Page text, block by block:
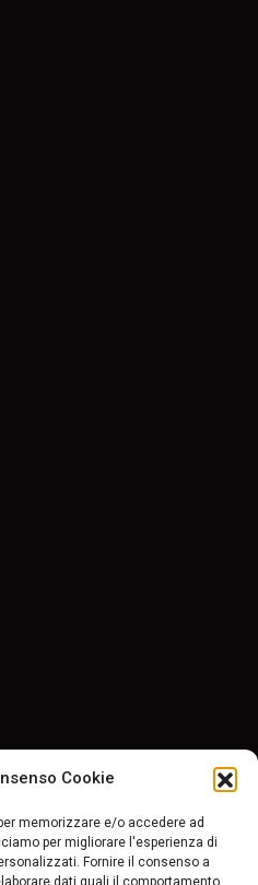
Cookie
memorizzare e/o accedere ad
per migliorare l'esperienza di
Fornire il consenso a
dati quali il comportamento